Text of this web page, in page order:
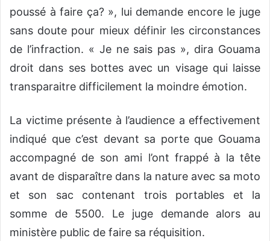
poussé à faire ça? », lui demande encore le juge
sans doute pour mieux définir les circonstances
de l’infraction. « Je ne sais pas », dira Gouama
droit dans ses bottes avec un visage qui laisse
transparaitre difficilement la moindre émotion.
La victime présente à l’audience a effectivement
indiqué que c’est devant sa porte que Gouama
accompagné de son ami l’ont frappé à la tête
avant de disparaître dans la nature avec sa moto
et son sac contenant trois portables et la
somme de 5500. Le juge demande alors au
ministère public de faire sa réquisition.